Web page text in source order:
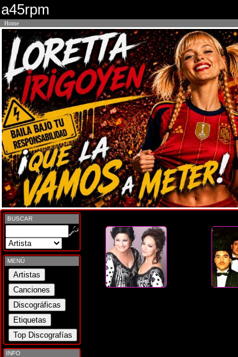
a45rpm
Home
BUSCAR
MENÚ
INFO